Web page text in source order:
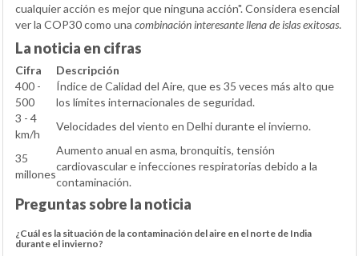
cualquier acción es mejor que ninguna acción". Considera esencial
ver la COP30 como una combinación interesante llena de islas exitosas.
La noticia en cifras
Cifra
Descripción
400 -
500
Índice de Calidad del Aire, que es 35 veces más alto que
los límites internacionales de seguridad.
3 - 4
km/h
Velocidades del viento en Delhi durante el invierno.
35
millones
Aumento anual en asma, bronquitis, tensión
cardiovascular e infecciones respiratorias debido a la
contaminación.
Preguntas sobre la noticia
¿Cuál es la situación de la contaminación del aire en el norte de India
durante el invierno?